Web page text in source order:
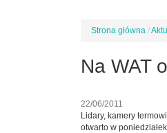
Jesteś
Strona główna /
Na WAT
22/06/2011
Lidary, kamery
otwarto w